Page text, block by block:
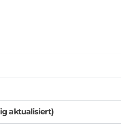
aktualisiert)